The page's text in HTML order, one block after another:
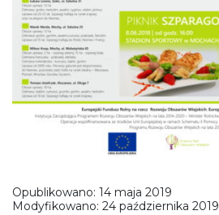
Opublikowano: 14 maja 2019
Modyfikowano: 24 października 2019